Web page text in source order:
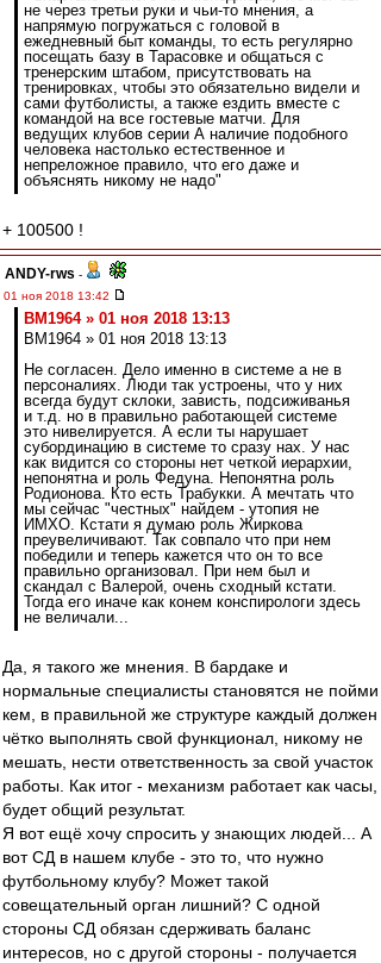
не через третьи руки и чьи-то мнения, а
напрямую погружаться с головой в
ежедневный быт команды, то есть регулярно
посещать базу в Тарасовке и общаться с
тренерским штабом, присутствовать на
тренировках, чтобы это обязательно видели и
сами футболисты, а также ездить вместе с
командой на все гостевые матчи. Для
ведущих клубов серии А наличие подобного
человека настолько естественное и
непреложное правило, что его даже и
объяснять никому не надо"
+ 100500 !
ANDY-rws -
01 ноя 2018 13:42
BM1964 » 01 ноя 2018 13:13
BM1964 » 01 ноя 2018 13:13
Не согласен. Дело именно в системе а не в
персоналиях. Люди так устроены, что у них
всегда будут склоки, зависть, подсиживанья
и т.д. но в правильно работающей системе
это нивелируется. А если ты нарушает
субординацию в системе то сразу нах. У нас
как видится со стороны нет четкой иерархии,
непонятна и роль Федуна. Непонятна роль
Родионова. Кто есть Трабукки. А мечтать что
мы сейчас "честных" найдем - утопия не
ИМХО. Кстати я думаю роль Жиркова
преувеличивают. Так совпало что при нем
победили и теперь кажется что он то все
правильно организовал. При нем был и
скандал с Валерой, очень сходный кстати.
Тогда его иначе как конем конспирологи здесь
не величали...
Да, я такого же мнения. В бардаке и
нормальные специалисты становятся не пойми
кем, в правильной же структуре каждый должен
чётко выполнять свой функционал, никому не
мешать, нести ответственность за свой участок
работы. Как итог - механизм работает как часы,
будет общий результат.
Я вот ещё хочу спросить у знающих людей... А
вот СД в нашем клубе - это то, что нужно
футбольному клубу? Может такой
совещательный орган лишний? С одной
стороны СД обязан сдерживать баланс
интересов, но с другой стороны - получается